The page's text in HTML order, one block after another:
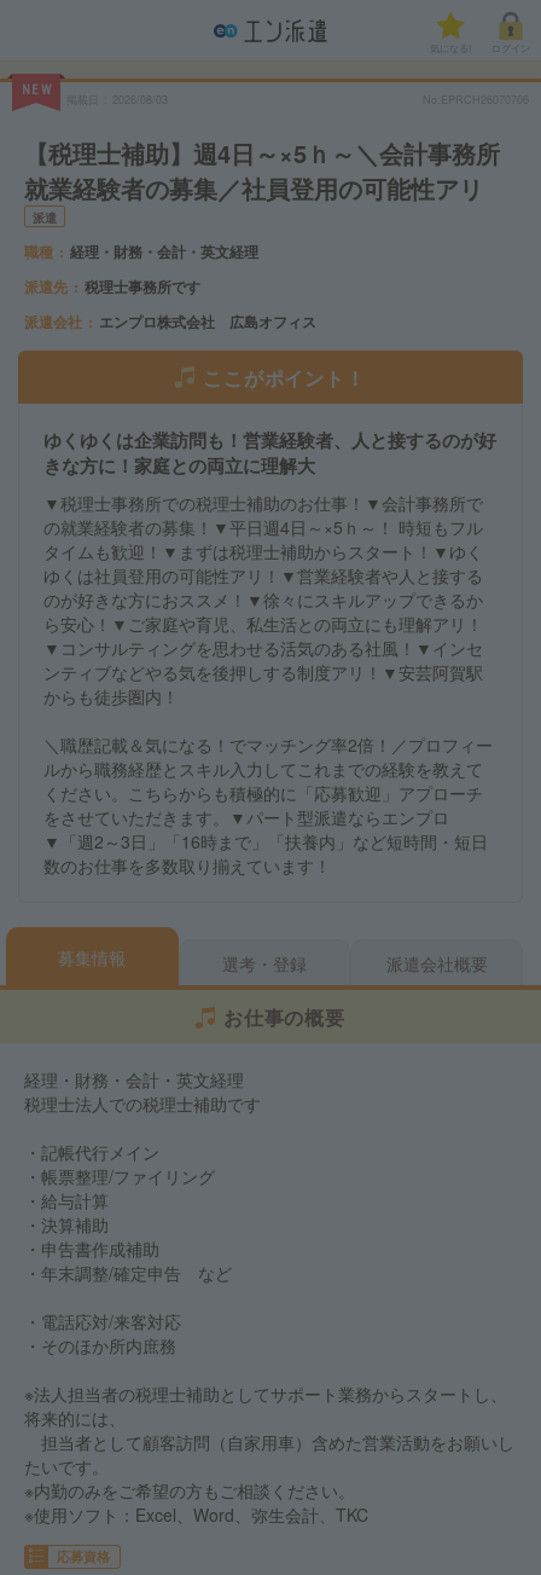
気になる!
NEW
No.EPRCH26070706
【税理士補助】週4日～×5ｈ～＼会計事務所
就業経験者の募集／社員登用の可能性アリ
派遣
職種
経理・財務・会計・英文経理
派遣先
税理士事務所です
派遣会社
エンプロ株式会社 広島オフィス
ここがポイント！
ゆくゆくは企業訪問も！営業経験者、人と接するのが好
きな方に！家庭との両立に理解大
▼税理士事務所での税理士補助のお仕事！▼会計事務所で
の就業経験者の募集！▼平日週4日～×5ｈ～！ 時短もフル
タイムも歓迎！▼まずは税理士補助からスタート！▼ゆく
ゆくは社員登用の可能性アリ！▼営業経験者や人と接する
のが好きな方におススメ！▼徐々にスキルアップできるか
ら安心！▼ご家庭や育児、私生活との両立にも理解アリ！
▼コンサルティングを思わせる活気のある社風！▼インセ
ンティブなどやる気を後押しする制度アリ！▼安芸阿賀駅
からも徒歩圏内！
＼職歴記載＆気になる！でマッチング率2倍！／プロフィー
ルから職務経歴とスキル入力してこれまでの経験を教えて
ください。こちらからも積極的に「応募歓迎」アプローチ
をさせていただきます。▼パート型派遣ならエンプロ
▼「週2～3日」「16時まで」「扶養内」など短時間・短日
数のお仕事を多数取り揃えています！
募集情報 選考・登録 派遣会社概要
お仕事の概要
経理・財務・会計・英文経理
税理士法人での税理士補助です
・記帳代行メイン
・帳票整理/ファイリング
・給与計算
・決算補助
・申告書作成補助
・年末調整/確定申告 など
・電話応対/来客対応
・そのほか所内庶務
※法人担当者の税理士補助としてサポート業務からスタートし、
将来的には、
担当者として顧客訪問（自家用車）含めた営業活動をお願いし
たいです。
※内勤のみをご希望の方もご相談ください。
※使用ソフト：Excel、Word、弥生会計、TKC
応募資格